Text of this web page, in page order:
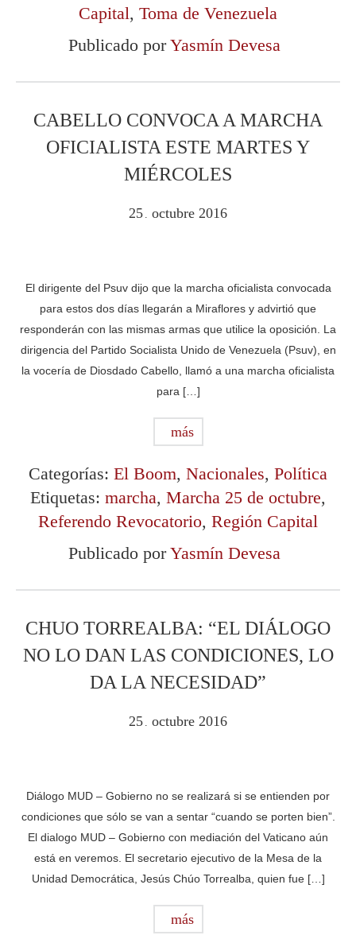
Capital, Toma de Venezuela
Publicado porYasmín Devesa
CABELLO CONVOCA A MARCHA
OFICIALISTA ESTE MARTES Y
MIÉRCOLES
25 . octubre 2016
El dirigente del Psuv dijo que la marcha oficialista convocada
para estos dos días llegarán a Miraflores y advirtió que
responderán con las mismas armas que utilice la oposición. La
dirigencia del Partido Socialista Unido de Venezuela (Psuv), en
la vocería de Diosdado Cabello, llamó a una marcha oficialista
para […]
más
Categorías: El Boom, Nacionales, Política
Etiquetas: marcha, Marcha 25 de octubre,
Referendo Revocatorio, Región Capital
Publicado porYasmín Devesa
CHUO TORREALBA: “EL DIÁLOGO
NO LO DAN LAS CONDICIONES, LO
DA LA NECESIDAD”
25 . octubre 2016
Diálogo MUD – Gobierno no se realizará si se entienden por
condiciones que sólo se van a sentar “cuando se porten bien”.
El dialogo MUD – Gobierno con mediación del Vaticano aún
está en veremos. El secretario ejecutivo de la Mesa de la
Unidad Democrática, Jesús Chúo Torrealba, quien fue […]
más